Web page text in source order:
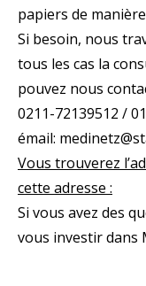
papiers de
Si besoin, nous
tous les cas la
pouvez nous
0211-72139512 /
émail:
Vous trouverez
cette adresse :
Si vous avez des
vous investir dans